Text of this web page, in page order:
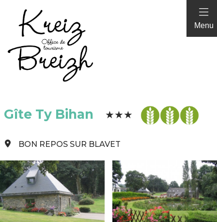
Panneau de gestion des cookies
Menu
Gîte Ty Bihan
BON REPOS SUR BLAVET